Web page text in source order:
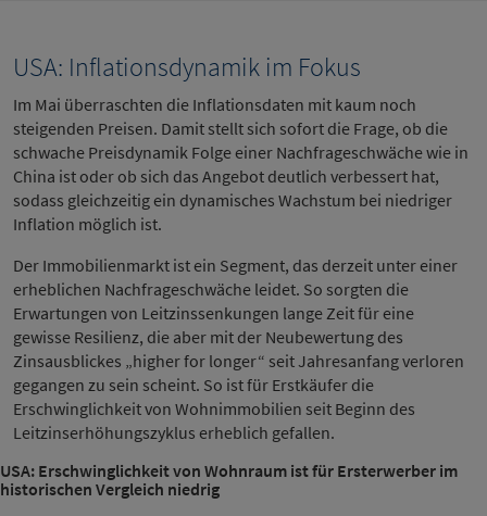
USA: Inflationsdynamik im Fokus
Im Mai überraschten die Inflationsdaten mit kaum noch
steigenden Preisen. Damit stellt sich sofort die Frage, ob die
schwache Preisdynamik Folge einer Nachfrageschwäche wie in
China ist oder ob sich das Angebot deutlich verbessert hat,
sodass gleichzeitig ein dynamisches Wachstum bei niedriger
Inflation möglich ist.
Der Immobilienmarkt ist ein Segment, das derzeit unter einer
erheblichen Nachfrageschwäche leidet. So sorgten die
Erwartungen von Leitzinssenkungen lange Zeit für eine
gewisse Resilienz, die aber mit der Neubewertung des
Zinsausblickes „higher for longer“ seit Jahresanfang verloren
gegangen zu sein scheint. So ist für Erstkäufer die
Erschwinglichkeit von Wohnimmobilien seit Beginn des
Leitzinserhöhungszyklus erheblich gefallen.
USA: Erschwinglichkeit von Wohnraum ist für Ersterwerber im
historischen Vergleich niedrig